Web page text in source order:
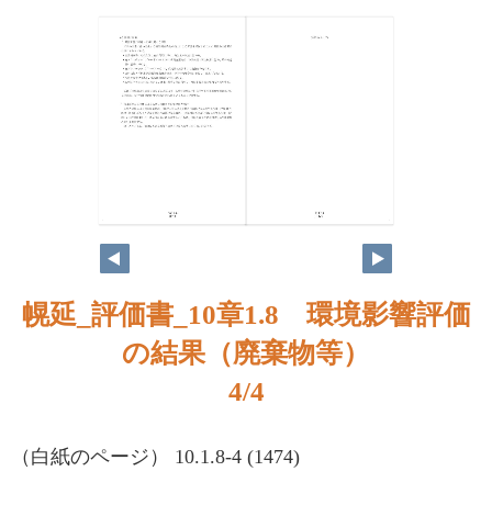
幌延_評価書_10章1.8 環境影響評価
の結果（廃棄物等）
4/4
（白紙のページ） 10.1.8-4 (1474)